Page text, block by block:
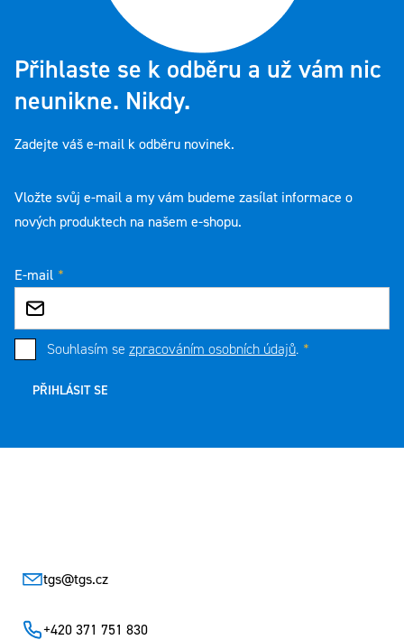
Přihlaste se k odběru a už vám nic
neunikne. Nikdy.
Zadejte váš e-mail k odběru novinek.
Vložte svůj e-mail a my vám budeme zasílat informace o
nových produktech na našem e-shopu.
E-mail
Souhlasím se zpracováním osobních údajů.
PŘIHLÁSIT SE
tgs@tgs.cz
+420 371 751 830